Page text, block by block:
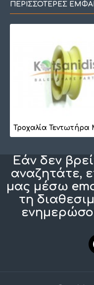
ΠΕΡΙΣΣΌΤΕΡΕΣ
Εάν δεν
αναζητάτε,
μας μέσω
τη